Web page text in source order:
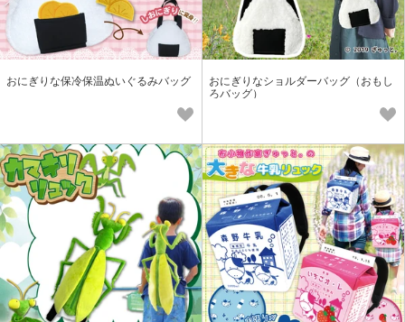
おにぎりな保冷保温ぬいぐるみバッグ
おにぎりなショルダーバッグ（おもし
ろバッグ）